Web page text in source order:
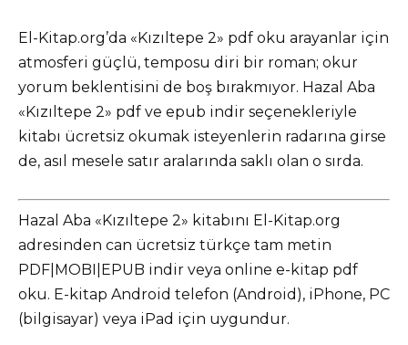
El-Kitap.org’da «Kızıltepe 2» pdf oku arayanlar için
atmosferi güçlü, temposu diri bir roman; okur
yorum beklentisini de boş bırakmıyor. Hazal Aba
«Kızıltepe 2» pdf ve epub indir seçenekleriyle
kitabı ücretsiz okumak isteyenlerin radarına girse
de, asıl mesele satır aralarında saklı olan o sırda.
Hazal Aba «Kızıltepe 2» kitabını El-Kitap.org
adresinden can ücretsiz türkçe tam metin
PDF|MOBI|EPUB indir veya online e-kitap pdf
oku. E-kitap Android telefon (Android), iPhone, PC
(bilgisayar) veya iPad için uygundur.